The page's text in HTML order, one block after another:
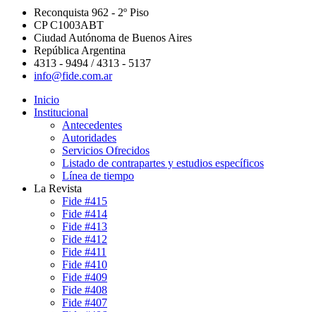
Reconquista 962 - 2º Piso
CP C1003ABT
Ciudad Autónoma de Buenos Aires
República Argentina
4313 - 9494 / 4313 - 5137
info@fide.com.ar
Inicio
Institucional
Antecedentes
Autoridades
Servicios Ofrecidos
Listado de contrapartes y estudios específicos
Línea de tiempo
La Revista
Fide #415
Fide #414
Fide #413
Fide #412
Fide #411
Fide #410
Fide #409
Fide #408
Fide #407